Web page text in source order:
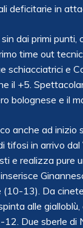
deficitarie in
dai primi punti,
time out
schiacciatrici e
il +5.
bolognese e il
anche ad inizio
tifosi in arrivo
e realizza pure
13). Da
alle
Due sberle di